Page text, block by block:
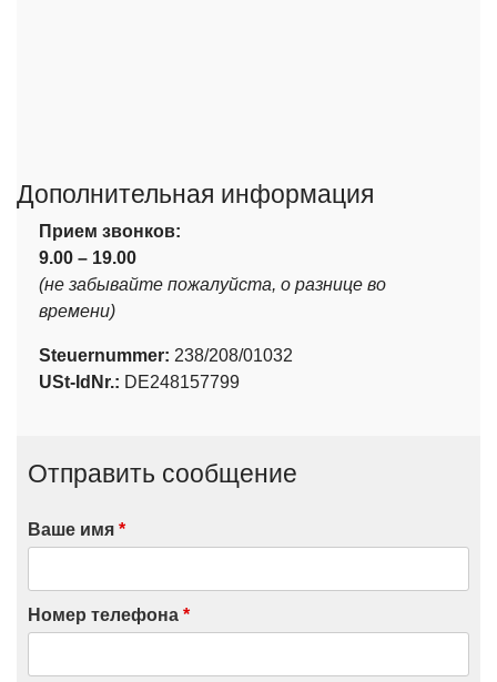
Дополнительная информация
Прием звонков:
9.00 – 19.00
(не забывайте пожалуйста, о разнице во
времени)
Steuernummer: 238/208/01032
USt-IdNr.: DE248157799
Отправить сообщение
Ваше имя *
Номер телефона *